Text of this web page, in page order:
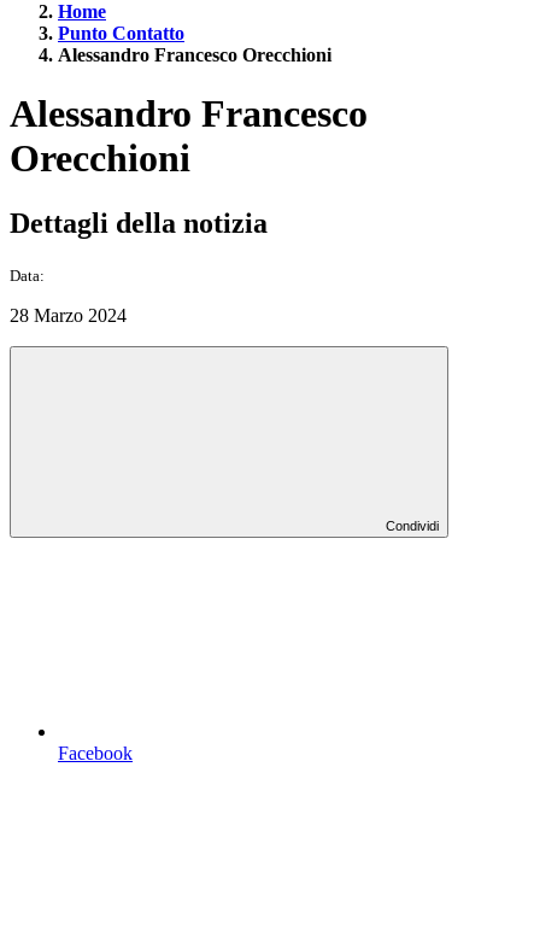
Home
Punto Contatto
Alessandro Francesco Orecchioni
Alessandro Francesco
Orecchioni
Dettagli della notizia
Data:
28 Marzo 2024
Condividi
Facebook